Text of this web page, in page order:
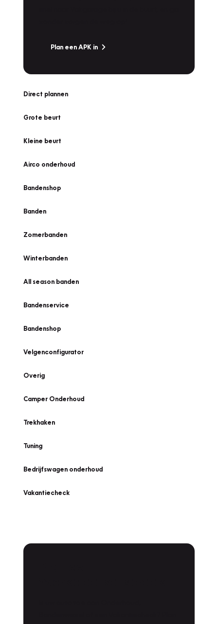
Plan een APK in
Direct plannen
Grote beurt
Kleine beurt
Airco onderhoud
Bandenshop
Banden
Zomerbanden
Winterbanden
All season banden
Bandenservice
Bandenshop
Velgenconfigurator
Overig
Camper Onderhoud
Trekhaken
Tuning
Bedrijfswagen onderhoud
Vakantiecheck